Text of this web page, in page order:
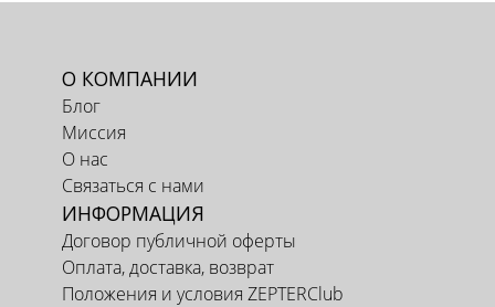
О КОМПАНИИ
Блог
Миссия
О нас
Связаться с нами
ИНФОРМАЦИЯ
Договор публичной оферты
Оплата, доставка, возврат
Положения и условия ZEPTERClub